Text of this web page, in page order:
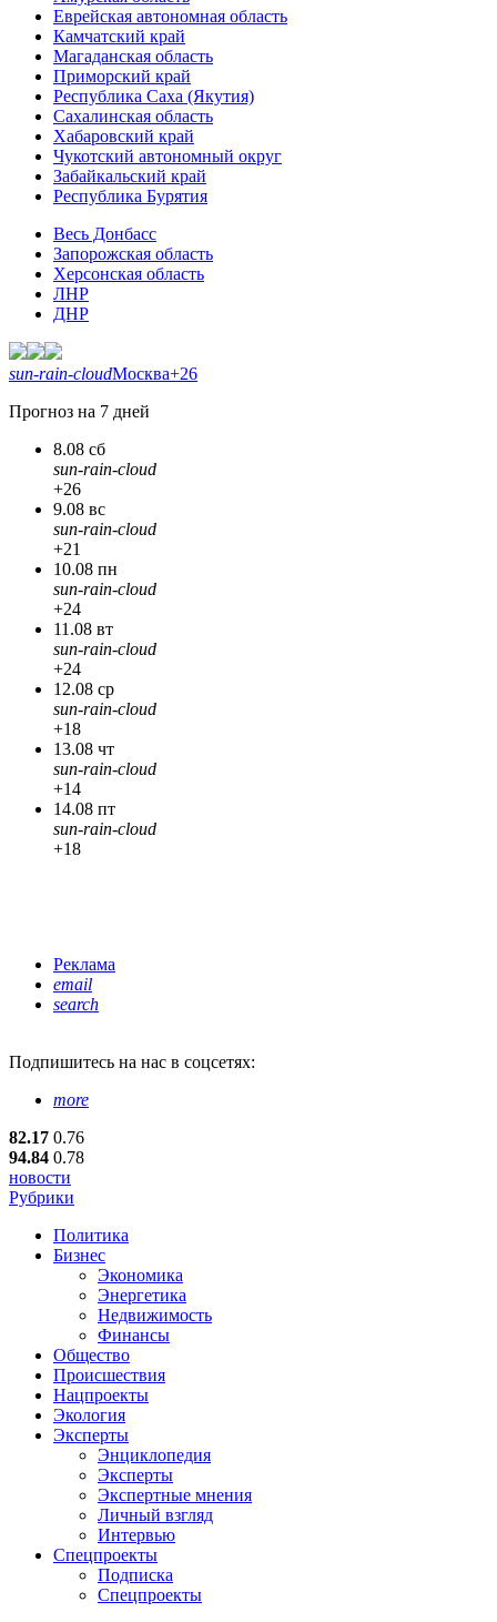
Еврейская автономная область
Камчатский край
Магаданская область
Приморский край
Республика Саха (Якутия)
Сахалинская область
Хабаровский край
Чукотский автономный округ
Забайкальский край
Республика Бурятия
Весь Донбасс
Запорожская область
Херсонская область
ЛНР
ДНР
sun-rain-cloudМосква+26
Прогноз на 7 дней
8.08 сб
sun-rain-cloud
+26
9.08 вс
sun-rain-cloud
+21
10.08 пн
sun-rain-cloud
+24
11.08 вт
sun-rain-cloud
+24
12.08 ср
sun-rain-cloud
+18
13.08 чт
sun-rain-cloud
+14
14.08 пт
sun-rain-cloud
+18
Реклама
email
search
Подпишитесь на нас в соцсетях:
more
82.17 0.76
94.84 0.78
новости
Рубрики
Политика
Бизнес
Экономика
Энергетика
Недвижимость
Финансы
Общество
Происшествия
Нацпроекты
Экология
Эксперты
Энциклопедия
Эксперты
Экспертные мнения
Личный взгляд
Интервью
Спецпроекты
Подписка
Спецпроекты